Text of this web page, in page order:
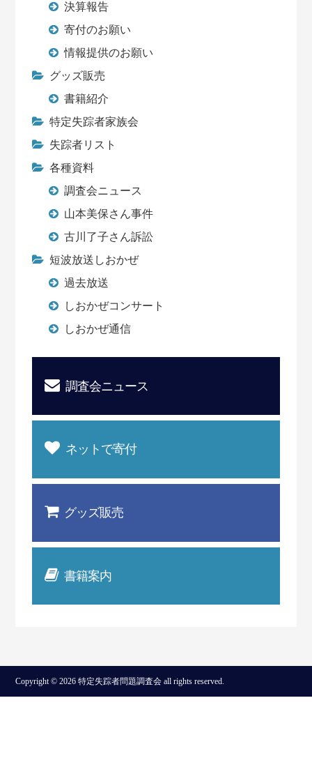
決算報告
寄付のお願い
情報提供のお願い
グッズ販売
書籍紹介
特定失踪者家族会
失踪者リスト
各種資料
調査会ニュース
山本美保さん事件
古川了子さん訴訟
短波放送しおかぜ
過去放送
しおかぜコンサート
しおかぜ通信
調査会ニュース
ネットで寄付
グッズ販売
書籍案内
Copyright © 2026 特定失踪者問題調査会 all rights reserved.